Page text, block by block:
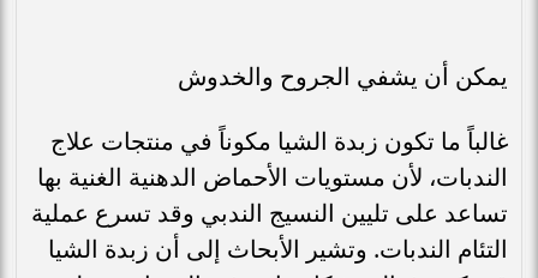
يمكن أن يشفي الجروح والخدوش
غالباً ما تكون زبدة الشيا مكوناً في منتجات علاج
الندبات، لأن مستويات الأحماض الدهنية الغنية بها
تساعد على تليين النسيج الندبي وقد تسرع عملية
التئام الندبات. وتشير الأبحاث إلى أن زبدة الشيا